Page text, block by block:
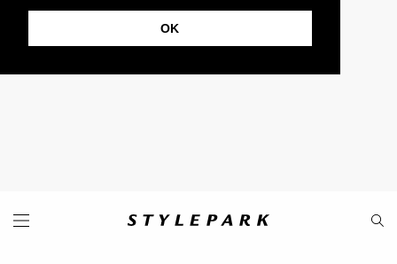
OK